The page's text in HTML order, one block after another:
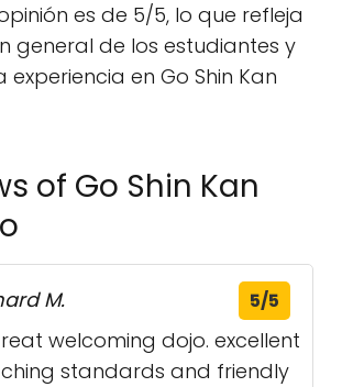
es de 5/5, lo que refleja
general de los estudiantes y
experiencia en Go Shin Kan
of Go Shin Kan
M. 5/5
welcoming dojo. excellent
standards and friendly